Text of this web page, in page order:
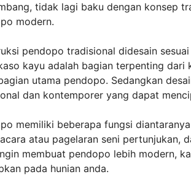
tidak lagi baku dengan konsep
modern.
pendopo tradisional didesain
kayu adalah bagian terpenting
utama pendopo. Sedangkan
dan kontemporer yang dapat
memiliki beberapa fungsi
atau pagelaran seni pertunjukan,
membuat pendopo lebih modern,
pada hunian anda.